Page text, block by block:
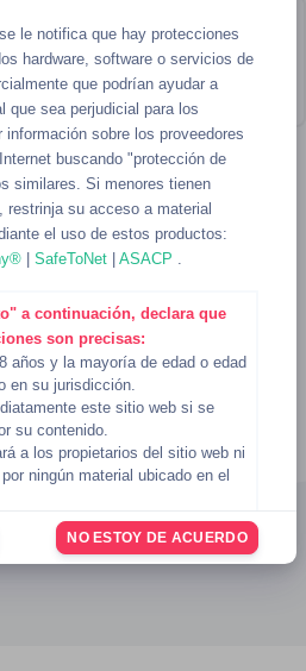
se le notifica que hay protecciones
hardware, software o servicios de
que podrían ayudar a
que sea perjudicial para los
información sobre los proveedores
buscando "protección de
similares. Si menores tienen
restrinja su acceso a material
el uso de estos productos:
| SafeToNet | ASACP
a continuación, declara que
son precisas:
años y la mayoría de edad o edad
en su jurisdicción.
este sitio web si se
su contenido.
a los propietarios del sitio web ni
ningún material ubicado en el
el sitio webCondiciones de uso
web, y usted ha revisado y
a lasCondiciones de uso.
NO ESTOY DE ACUERDO
usernames que
Privacidad Términos
2257
TIDA
2026
KikSexting
de ninguna forma por